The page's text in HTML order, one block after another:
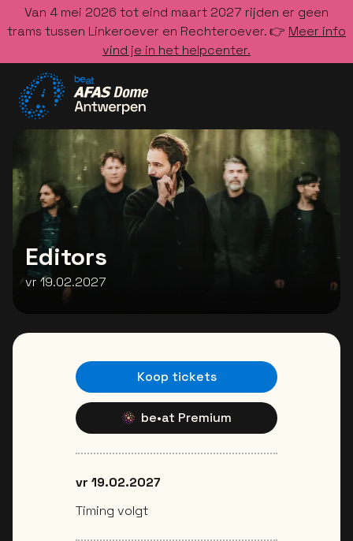
Van 4 mei 2026 tot eind maart 2027 rijden er geen
trams tussen Linkeroever en Rechteroever. 👉 Meer info
vind je in het helpcenter.
Ga naar de homepage
Editors
vr 19.02.2027
Koop tickets
be•at Premium
vr 19.02.2027
Timing volgt